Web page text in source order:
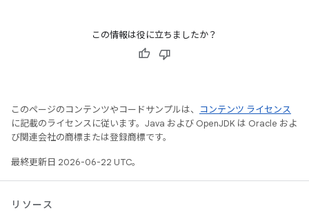
この情報は役に立ちましたか？
このページのコンテンツやコードサンプルは、
コンテンツ ライセンス
に記載のライセンスに従います。Java および OpenJDK は Oracle およ
び関連会社の商標または登録商標です。
最終更新日 2026-06-22 UTC。
リソース